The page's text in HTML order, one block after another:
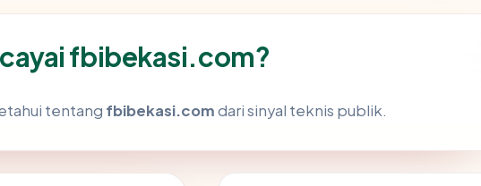
fbibekasi.com?
tentang fbibekasi.comdari sinyal teknis publik.